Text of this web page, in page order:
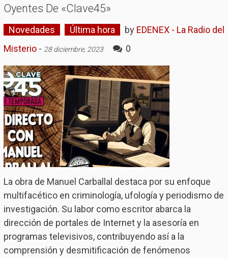
Oyentes De «Clave45»
Novedades Última hora by EDENEX - La Radio del
Misterio- 28 diciembre, 2023 0
La obra de Manuel Carballal destaca por su enfoque
multifacético en criminología, ufología y periodismo de
investigación. Su labor como escritor abarca la
dirección de portales de Internet y la asesoría en
programas televisivos, contribuyendo así a la
comprensión y desmitificación de fenómenos